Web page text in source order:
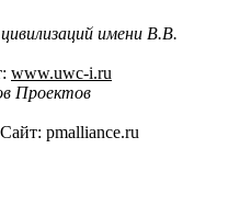
имени В.В.
www.uwc-i.ru
Проектов
Сайт: pmalliance.ru